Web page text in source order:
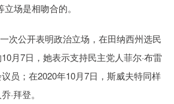
场是相吻合的。
次公开表明政治立场，在田纳西州选民
月7日，她表示支持民主党人菲尔·布雷
员；在2020年10月7日，斯威夫特同样
·拜登。